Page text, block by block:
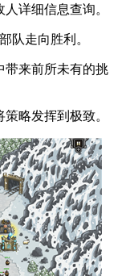
详细信息查询。
队走向胜利。
带来前所未有的挑
略发挥到极致。